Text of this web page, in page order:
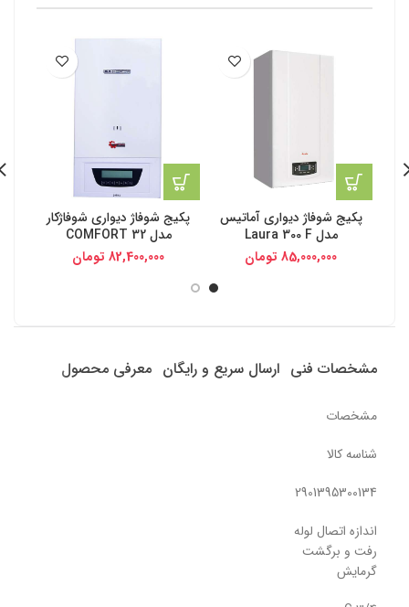
پکیج شوفاژ دیواری آماتیس
مدل Laura 300 F
85,000,000 تومان
پکیج شوفاژ دیواری شوفاژکار
مدل COMFORT 32
82,400,000 تومان
مشخصات فنی ارسال سریع و رایگان معرفی محصول
مشخصات
شناسه کالا
2901395300134
اندازه اتصال لوله
رفت و برگشت
گرمایش